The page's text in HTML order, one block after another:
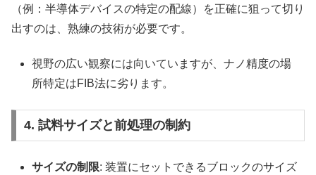
（例：半導体デバイスの特定の配線）を正確に狙って切り
出すのは、熟練の技術が必要です。
視野の広い観察には向いていますが、ナノ精度の場
所特定はFIB法に劣ります。
4. 試料サイズと前処理の制約
サイズの制限: 装置にセットできるブロックのサイズ